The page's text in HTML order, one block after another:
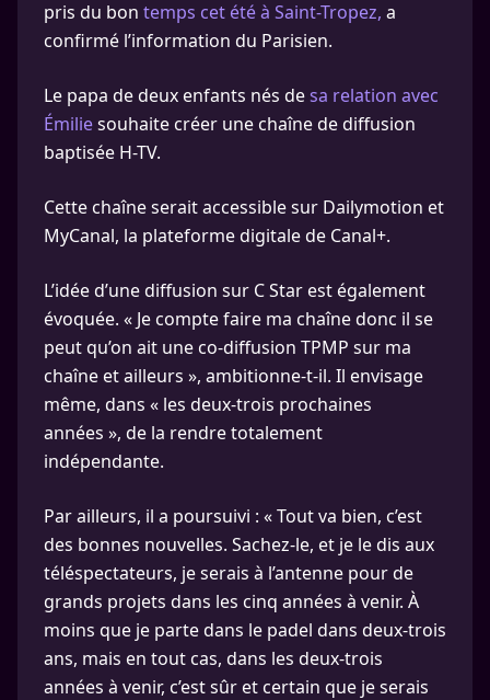
pris du bon temps cet été à Saint-Tropez, a
confirmé l’information du Parisien.
Le papa de deux enfants nés desa relation avec
Émiliesouhaite créer une chaîne de diffusion
baptisée H-TV.
Cette chaîne serait accessible sur Dailymotion et
MyCanal, la plateforme digitale de Canal+.
L’idée d’une diffusion sur C Star est également
évoquée. « Je compte faire ma chaîne donc il se
peut qu’on ait une co-diffusion TPMP sur ma
chaîne et ailleurs », ambitionne-t-il. Il envisage
même, dans « les deux-trois prochaines
années », de la rendre totalement
indépendante.
Par ailleurs, il a poursuivi : « Tout va bien, c’est
des bonnes nouvelles. Sachez-le, et je le dis aux
téléspectateurs, je serais à l’antenne pour de
grands projets dans les cinq années à venir. À
moins que je parte dans le padel dans deux-trois
ans, mais en tout cas, dans les deux-trois
années à venir, c’est sûr et certain que je serais